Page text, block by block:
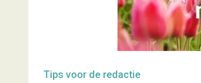
Tips voor de redactie